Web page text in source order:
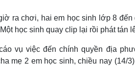
ra chơi, hai em học sinh lớp 8
học sinh quay clip lại rồi phát tán
vụ việc đến chính quyền địa
mẹ 2 em học sinh, chiều nay (14/